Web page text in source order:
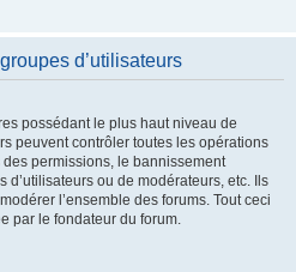
d’utilisateurs
possédant le plus haut niveau de
peuvent contrôler toutes les opérations
permissions, le bannissement
d’utilisateurs ou de modérateurs, etc. Ils
l’ensemble des forums. Tout ceci
par le fondateur du forum.